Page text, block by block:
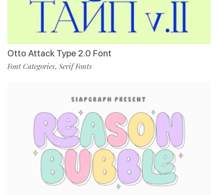
Otto Attack Type 2.0 Font
Font Categories, Serif Fonts